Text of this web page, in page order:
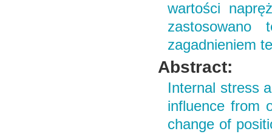
wartości
zastosowano
zagadnieniem
Abstract:
Internal stress
influence from
change of